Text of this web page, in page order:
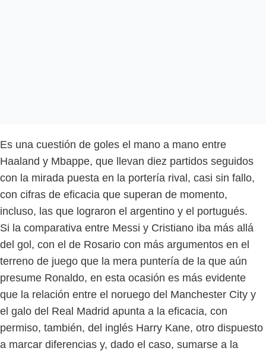
Es una cuestión de goles el mano a mano entre
Haaland y Mbappe, que llevan diez partidos seguidos
con la mirada puesta en la portería rival, casi sin fallo,
con cifras de eficacia que superan de momento,
incluso, las que lograron el argentino y el portugués.
Si la comparativa entre Messi y Cristiano iba más allá
del gol, con el de Rosario con más argumentos en el
terreno de juego que la mera puntería de la que aún
presume Ronaldo, en esta ocasión es más evidente
que la relación entre el noruego del Manchester City y
el galo del Real Madrid apunta a la eficacia, con
permiso, también, del inglés Harry Kane, otro dispuesto
a marcar diferencias y, dado el caso, sumarse a la